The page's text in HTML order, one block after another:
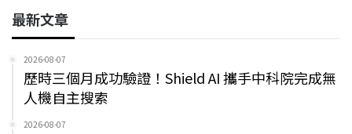
最新文章
2026-08-07
歷時三個月成功驗證！Shield AI 攜手中科院完成無
人機自主搜索
2026-08-07